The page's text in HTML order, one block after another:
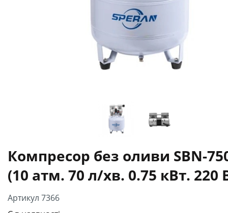
Компресор без оливи SBN-
(10 атм. 70 л/хв. 0.75 кВт. 220
Артикул 7366